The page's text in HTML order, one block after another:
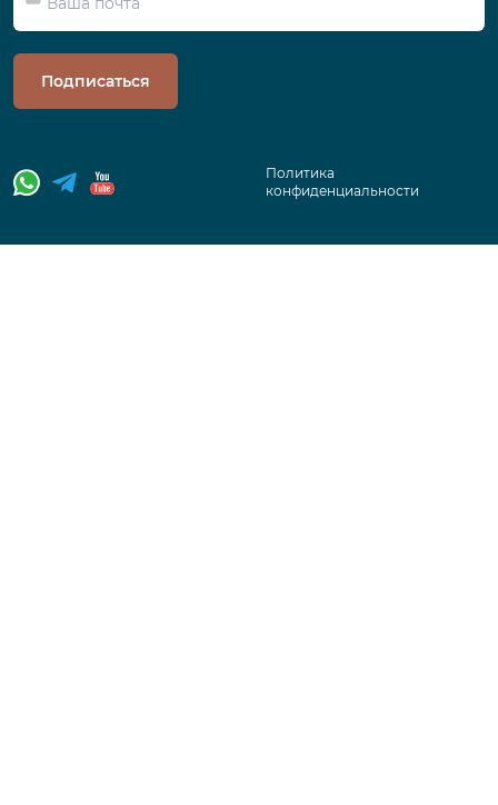
Подписаться
Политика
конфиденциальности